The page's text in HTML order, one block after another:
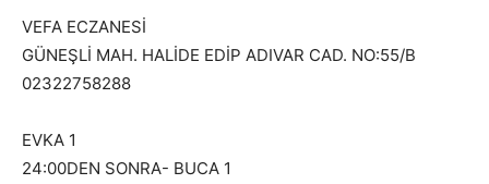
VEFA ECZANESİ
GÜNEŞLİ MAH. HALİDE EDİP ADIVAR CAD. NO:55/B
02322758288
EVKA 1
24:00DEN SONRA- BUCA 1